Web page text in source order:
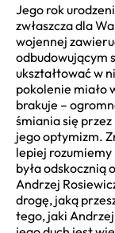
Jego rok
zwłaszcza dla
wojennej
odbudowującym
ukształtować w
pokolenie miało
brakuje –
śmiania się przez
jego optymizm.
lepiej
była odskocznią
Andrzej
drogę, jaką
tego, jaki